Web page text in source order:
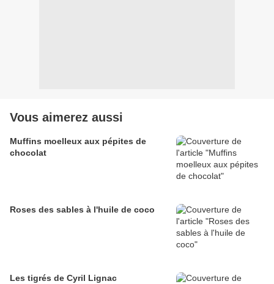
Vous aimerez aussi
Muffins moelleux aux pépites de
chocolat
Roses des sables à l'huile de coco
Les tigrés de Cyril Lignac